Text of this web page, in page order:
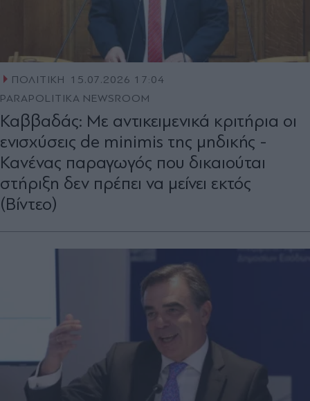
ΠΟΛΙΤΙΚΗ
15.07.2026 17:04
PARAPOLITIKA NEWSROOM
Καββαδάς: Με αντικειμενικά κριτήρια οι
ενισχύσεις de minimis της μηδικής -
Κανένας παραγωγός που δικαιούται
στήριξη δεν πρέπει να μείνει εκτός
(Βίντεο)